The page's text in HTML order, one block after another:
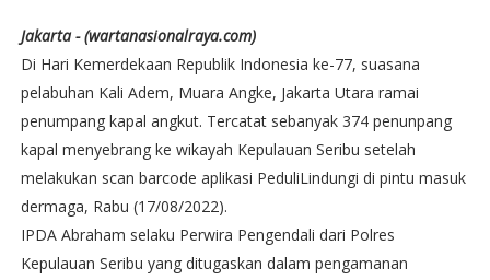
Jakarta - (wartanasionalraya.com)
Di Hari Kemerdekaan Republik Indonesia ke-77, suasana
pelabuhan Kali Adem, Muara Angke, Jakarta Utara ramai
penumpang kapal angkut. Tercatat sebanyak 374 penunpang
kapal menyebrang ke wikayah Kepulauan Seribu setelah
melakukan scan barcode aplikasi PeduliLindungi di pintu masuk
dermaga, Rabu (17/08/2022).
IPDA Abraham selaku Perwira Pengendali dari Polres
Kepulauan Seribu yang ditugaskan dalam pengamanan